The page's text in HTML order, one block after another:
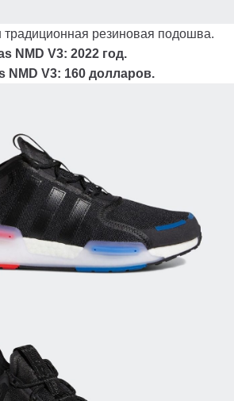
резиновая подошва.
NMD V3: 2022 год.
NMD V3: 160 долларов.